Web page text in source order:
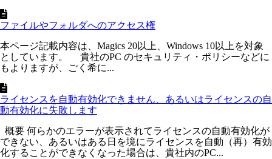
ファイルやフォルダへのアクセス権
本ページ記載内容は、Magics 20以上、Windows 10以上を対象
としています。 貴社のPC のセキュリティ・ポリシーなどに
もよりますが、ごく希に...
ライセンスを自動有効化できません、あるいはライセンスの自
動有効化に失敗します
概要 何らかのエラーが表示されてライセンスの自動有効化が
できない、あるいはある日を境にライセンスを自動（再）有効
化することができなくなった場合は、貴社内のPC...